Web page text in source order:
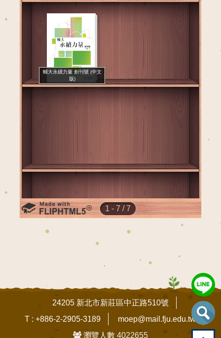
24205 新北市新莊區中正路510號
T : +886-2-2905-3189
moep@mail.fju.edu.tw
瀏覽人數 4022655